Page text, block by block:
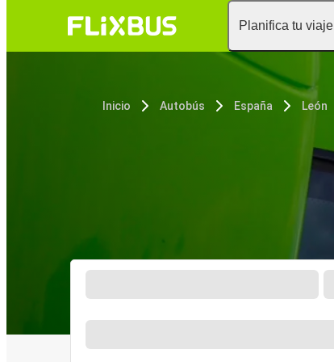
Planifica tu viaje
Inicio Autobús España León